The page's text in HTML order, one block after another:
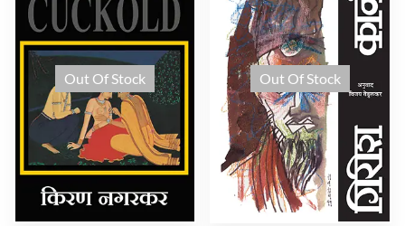
Out Of Stock Out Of Stock